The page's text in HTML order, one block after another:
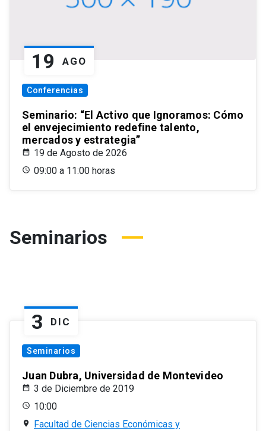
19 AGO
Conferencias
Seminario: “El Activo que Ignoramos: Cómo
el envejecimiento redefine talento,
mercados y estrategia”
19 de Agosto de 2026
09:00 a 11:00 horas
Seminarios
3 DIC
Seminarios
Juan Dubra, Universidad de Montevideo
3 de Diciembre de 2019
10:00
Facultad de Ciencias Económicas y